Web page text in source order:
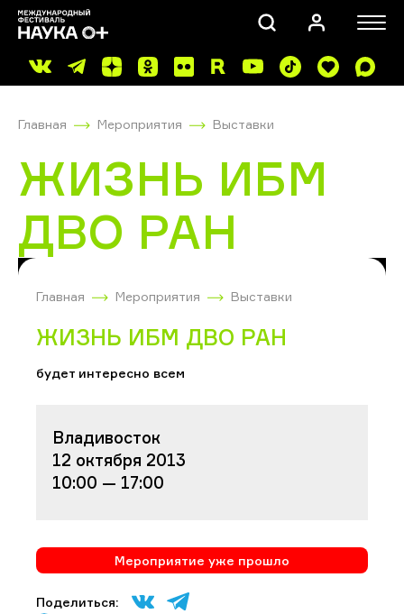
Главная Мероприятия Выставки
ЖИЗНЬ ИБМ
ДВО РАН
Главная Мероприятия Выставки
ЖИЗНЬ ИБМ ДВО РАН
будет интересно всем
Владивосток
12 октября 2013
10:00 — 17:00
Мероприятие уже прошло
Поделиться: